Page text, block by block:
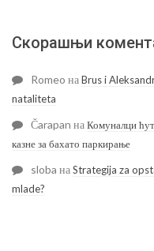
Скорашњи
Romeo наBrus i
nataliteta
Čarapan наКомуналци
казне за бахато паркирање
sloba наStrategija za
mlade?